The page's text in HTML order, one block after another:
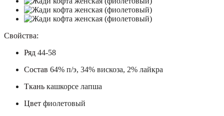
Свойства:
Ряд 44-58
Состав 64% п/э, 34% вискоза, 2% лайкра
Ткань кашкорсе лапша
Цвет фиолетовый